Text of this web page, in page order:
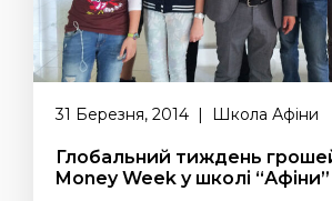
31 Березня, 2014 | Школа Афіни
Глобальний тиждень
Money Week у школі “Афіни”